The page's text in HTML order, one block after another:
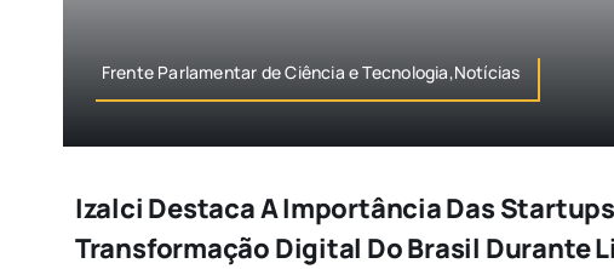
Frente Parlamentar de Ciência e Tecnologia,Notícias
Izalci Destaca A Importância Das
Transformação Digital Do Brasil Durante